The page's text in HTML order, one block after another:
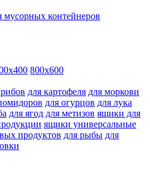
мусорных контейнеров
800х600
для картофеля для моркови
для огурцов для лука
для ягод для метизов ящики для
ящики универсальные
продуктов для рыбы для